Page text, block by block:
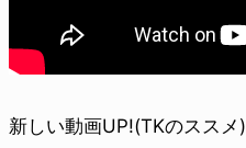
新しい動画UP!(TKのススメ)